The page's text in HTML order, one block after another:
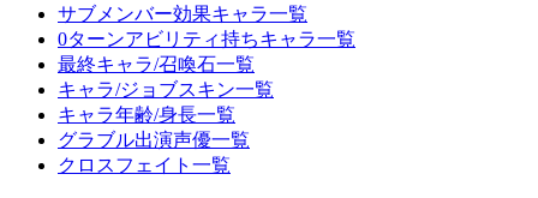
サブメンバー効果キャラ一覧
0ターンアビリティ持ちキャラ一覧
最終キャラ/召喚石一覧
キャラ/ジョブスキン一覧
キャラ年齢/身長一覧
グラブル出演声優一覧
クロスフェイト一覧